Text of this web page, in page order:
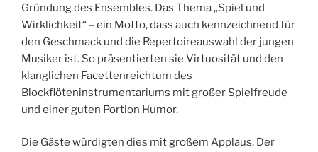
Gründung des Ensembles. Das Thema „Spiel und
Wirklichkeit“ – ein Motto, dass auch kennzeichnend für
den Geschmack und die Repertoireauswahl der jungen
Musiker ist. So präsentierten sie Virtuosität und den
klanglichen Facettenreichtum des
Blockflöteninstrumentariums mit großer Spielfreude
und einer guten Portion Humor.
Die Gäste würdigten dies mit großem Applaus. Der